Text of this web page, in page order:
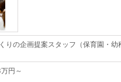
りの企画提案スタッフ（保育園・幼
円～